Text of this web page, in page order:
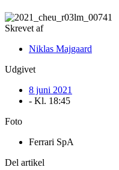
Skrevet af
Niklas Majgaard
Udgivet
8 juni 2021
- Kl. 18:45
Foto
Ferrari SpA
Del artikel